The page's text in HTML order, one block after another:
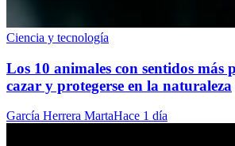
Ciencia y tecnología
Los 10 animales con sentidos más
cazar y protegerse en la naturaleza
García Herrera MartaHace 1 día